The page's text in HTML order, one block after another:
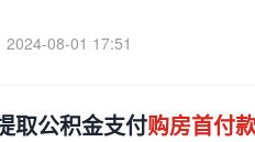
2024-08-01 17:51
取公积金支付购房首付